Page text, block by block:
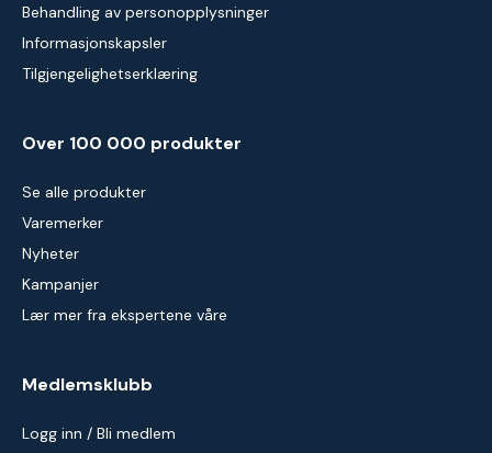
Behandling av personopplysninger
Informasjonskapsler
Tilgjengelighetserklæring
Over 100 000 produkter
Se alle produkter
Varemerker
Nyheter
Kampanjer
Lær mer fra ekspertene våre
Medlemsklubb
Logg inn / Bli medlem